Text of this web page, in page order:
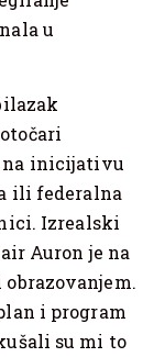
u
na inicijativu
ili federalna
Izrealski
Auron je na
obrazovanjem.
i program
su mi to